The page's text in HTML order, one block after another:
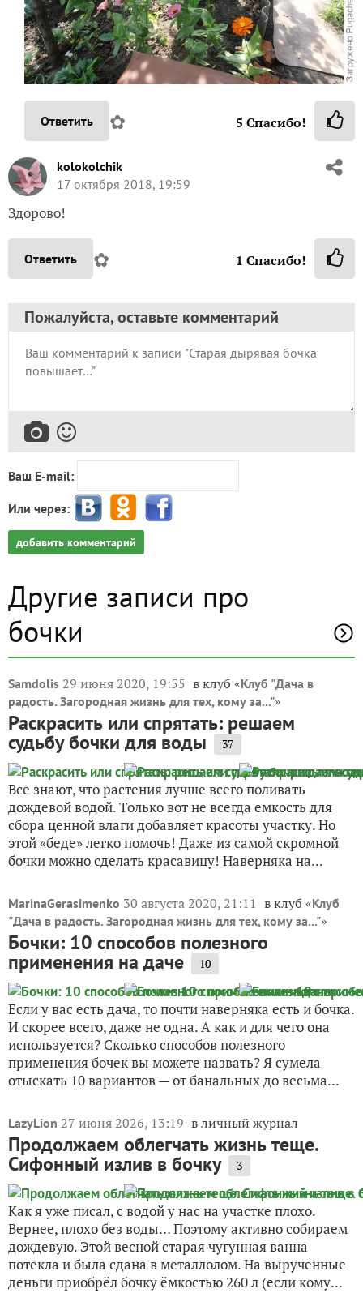
Ответить ✿ 5 Спасибо!
kolokolchik
17 октября 2018, 19:59
Здорово!
Ответить ✿ 1 Спасибо!
Пожалуйста, оставьте комментарий
Ваш E-mail:
Или через:
добавить комментарий
Другие записи про
бочки
Samdolis 29 июня 2020, 19:55 в клуб «Клуб "Дача в
радость. Загородная жизнь для тех, кому за..."»
Раскрасить или спрятать: решаем
судьбу бочки для воды 37
Все знают, что растения лучше всего поливать
дождевой водой. Только вот не всегда емкость для
сбора ценной влаги добавляет красоты участку. Но
этой «беде» легко помочь! Даже из самой скромной
бочки можно сделать красавицу! Наверняка на...
MarinaGerasimenko 30 августа 2020, 21:11 в клуб «Клуб
"Дача в радость. Загородная жизнь для тех, кому за..."»
Бочки: 10 способов полезного
применения на даче 10
Если у вас есть дача, то почти наверняка есть и бочка.
И скорее всего, даже не одна. А как и для чего она
используется? Сколько способов полезного
применения бочек вы можете назвать? Я сумела
отыскать 10 вариантов — от банальных до весьма...
LazyLion 27 июня 2026, 13:19 в личный журнал
Продолжаем облегчать жизнь теще.
Сифонный излив в бочку 3
Как я уже писал, с водой у нас на участке плохо.
Вернее, плохо без воды… Поэтому активно собираем
дождевую. Этой весной старая чугунная ванна
потекла и была сдана в металлолом. На вырученные
деньги приобрёл бочку ёмкостью 260 л (если кому...